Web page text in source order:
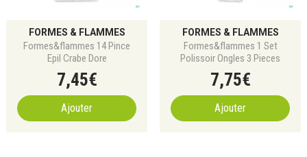
FORMES & FLAMMES
Formes&flammes 14 Pince
Epil Crabe Dore
7,45€
Ajouter
FORMES & FLAMMES
Formes&flammes 1 Set
Polissoir Ongles 3 Pieces
7,75€
Ajouter